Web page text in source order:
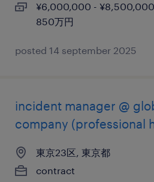
¥6,000,000 - ¥8,500,000
850万円
posted 14 september 2025
incident manager @
company (professional
東京23区, 東京都
contract